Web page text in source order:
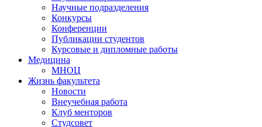
Научные подразделения
Конкурсы
Конференции
Публикации студентов
Курсовые и дипломные работы
Медицина
МНОЦ
Жизнь факультета
Новости
Внеучебная работа
Клуб менторов
Студсовет